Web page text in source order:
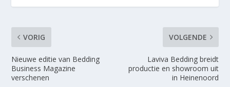
VORIG
Nieuwe editie van Bedding
Business Magazine
verschenen
VOLGENDE
Laviva Bedding breidt
productie en showroom uit
in Heinenoord